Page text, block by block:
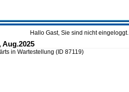
Hallo Gast, Sie sind nicht eingeloggt.
Aug.2025
in Wartestellung (ID 87119)